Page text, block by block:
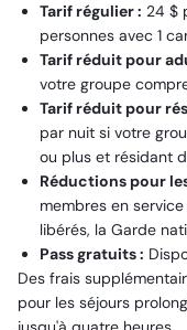
Tarif régulier : 24 $
personnes avec 1
Tarif réduit pour
votre groupe
Tarif réduit pour
par nuit si votre
ou plus et résidant
Réductions pour
membres en
libérés, la Garde
Pass gratuits :
Des frais
pour les séjours